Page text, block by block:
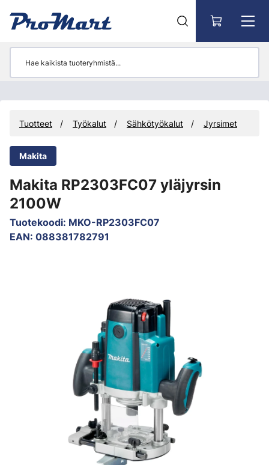
Tuotteet Työkalut Sähkötyökalut Jyrsimet
Makita
Makita RP2303FC07 yläjyrsin
2100W
Tuotekoodi: MKO-RP2303FC07
EAN: 088381782791